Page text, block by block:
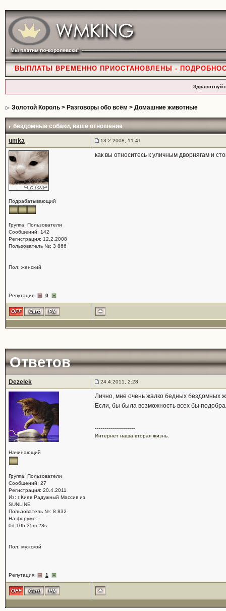
ВЫПЛАТЫ ВРЕМЕННО ПРИОСТАНОВЛЕНЫ -
Золотой Король> Разговоры обо всём > Домашние животные
бездомные собаки, ваше отношение
umka 13.2.2008, 11:41
Подрабатывающий
Группа: Пользователи
Сообщений: 142
Регистрация: 12.2.2008
Пользователь №: 3 866
Пол: женский
Репутация: 0
как вы относитесь к уличным дворнягам и
Ответов
Dezelek 24.4.2011, 2:28
Начинающий
Группа: Пользователи
Сообщений: 27
Регистрация: 20.4.2011
Из: г.Киев Радужный Массив из
SUNLINE
Пользователь №: 8 832
На форуме:
0d 10h 35m 28s
Пол: мужской
Репутация: 1
Лично, мне очень жалко бедных бездомных
Если, бы была возможность всех бы
--------------------
Интернет наша вторая жизнь.